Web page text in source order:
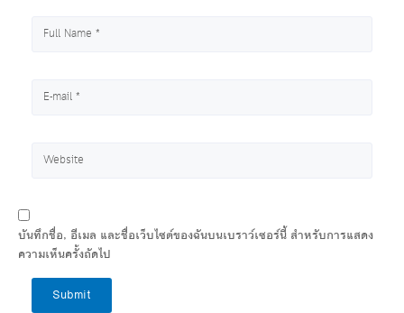
บันทึกชื่อ, อีเมล และชื่อเว็บไซต์ของฉันบนเบราว์เซอร์นี้ สำหรับการแสดง
ความเห็นครั้งถัดไป
Submit